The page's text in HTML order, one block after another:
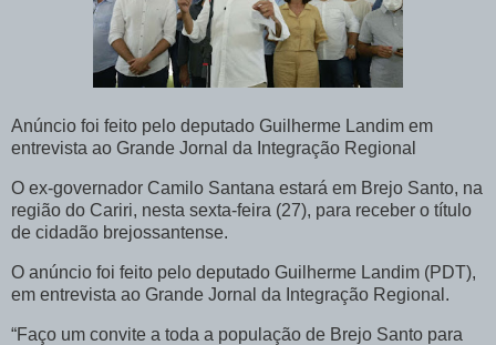
Anúncio foi feito pelo deputado Guilherme Landim em
entrevista ao Grande Jornal da Integração Regional
O ex-governador Camilo Santana estará em Brejo Santo, na
região do Cariri, nesta sexta-feira (27), para receber o título
de cidadão brejossantense.
O anúncio foi feito pelo deputado Guilherme Landim (PDT),
em entrevista ao Grande Jornal da Integração Regional.
“Faço um convite a toda a população de Brejo Santo para